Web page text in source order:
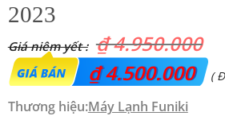
2023
₫4.950.000
Giá
gốc
₫4.500.000 (
Thương hiệu:Máy Lạnh Funiki